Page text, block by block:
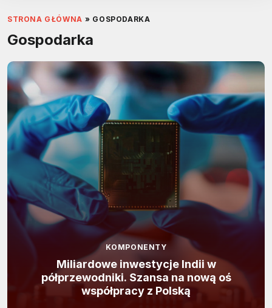
STRONA GŁÓWNA » GOSPODARKA
Gospodarka
KOMPONENTY
Miliardowe inwestycje Indii w
półprzewodniki. Szansa na nową oś
współpracy z Polską